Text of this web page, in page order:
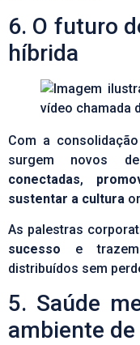
6. O futuro
híbrida
Com a
surgem novos
conectadas,
sustentar a cultura
As palestras
sucesso e trazem
distribuídos sem
5. Saúde
ambiente